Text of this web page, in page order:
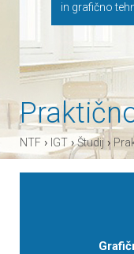
in grafično
NTF › IGT ›Študij ›